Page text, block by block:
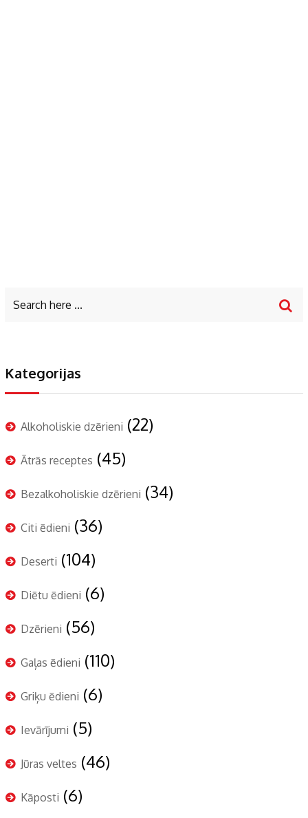
Kategorijas
Alkoholiskie dzērieni (22)
Ātrās receptes (45)
Bezalkoholiskie dzērieni (34)
Citi ēdieni (36)
Deserti (104)
Diētu ēdieni (6)
Dzērieni (56)
Gaļas ēdieni (110)
Griķu ēdieni (6)
Ievārījumi (5)
Jūras veltes (46)
Kāposti (6)